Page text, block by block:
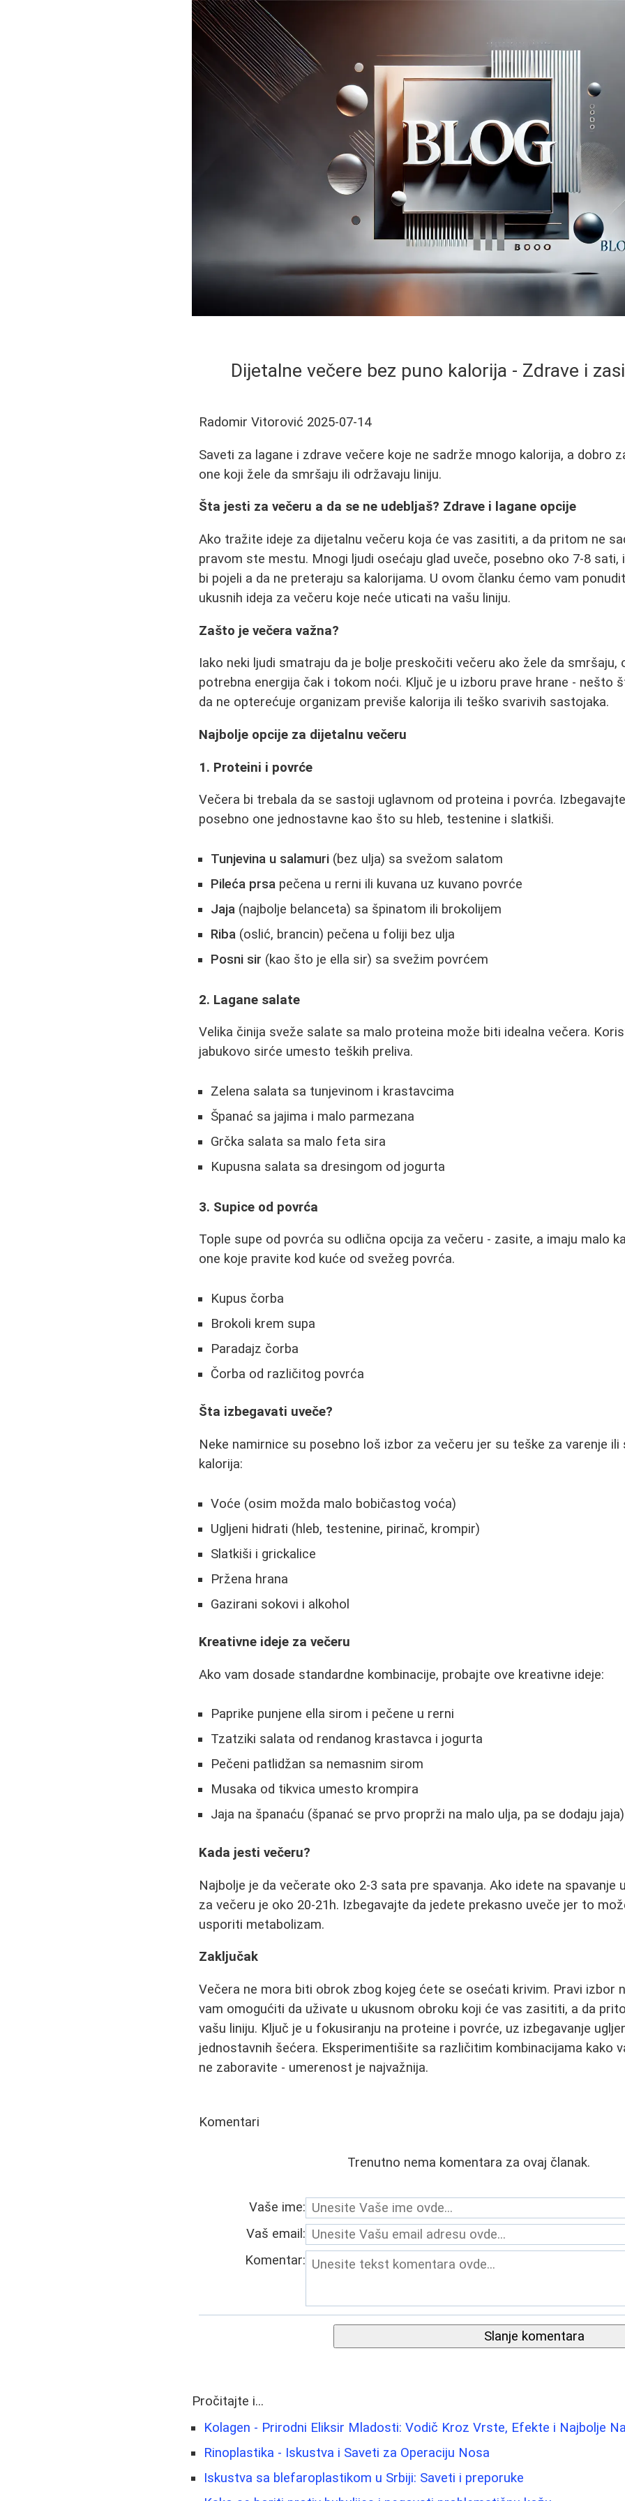
Dijetalne večere bez puno kalorija - Zdrave i
Radomir Vitorović 2025-07-14
Saveti za lagane i zdrave večere koje ne sadrže mnogo kalorija, a dobro
one koji žele da smršaju ili održavaju liniju.
Šta jesti za večeru a da se ne udebljaš? Zdrave i lagane opcije
Ako tražite ideje za dijetalnu večeru koja će vas zasititi, a da pritom ne
pravom ste mestu. Mnogi ljudi osećaju glad uveče, posebno oko 7-8
bi pojeli a da ne preteraju sa kalorijama. U ovom članku ćemo vam
ukusnih ideja za večeru koje neće uticati na vašu liniju.
Zašto je večera važna?
Iako neki ljudi smatraju da je bolje preskočiti večeru ako žele da smršaju,
potrebna energija čak i tokom noći. Ključ je u izboru prave hrane - nešto
da ne opterećuje organizam previše kalorija ili teško svarivih sastojaka.
Najbolje opcije za dijetalnu večeru
1. Proteini i povrće
Večera bi trebala da se sastoji uglavnom od proteina i povrća.
posebno one jednostavne kao što su hleb, testenine i slatkiši.
Tunjevina u salamuri (bez ulja) sa svežom salatom
Pileća prsa pečena u rerni ili kuvana uz kuvano povrće
Jaja (najbolje belanceta) sa špinatom ili brokolijem
Riba (oslić, brancin) pečena u foliji bez ulja
Posni sir (kao što je ella sir) sa svežim povrćem
2. Lagane salate
Velika činija sveže salate sa malo proteina može biti idealna večera.
jabukovo sirće umesto teških preliva.
Zelena salata sa tunjevinom i krastavcima
Španać sa jajima i malo parmezana
Grčka salata sa malo feta sira
Kupusna salata sa dresingom od jogurta
3. Supice od povrća
Tople supe od povrća su odlična opcija za večeru - zasite, a imaju malo
one koje pravite kod kuće od svežeg povrća.
Kupus čorba
Brokoli krem supa
Paradajz čorba
Čorba od različitog povrća
Šta izbegavati uveče?
Neke namirnice su posebno loš izbor za večeru jer su teške za varenje ili
kalorija:
Voće (osim možda malo bobičastog voća)
Ugljeni hidrati (hleb, testenine, pirinač, krompir)
Slatkiši i grickalice
Pržena hrana
Gazirani sokovi i alkohol
Kreativne ideje za večeru
Ako vam dosade standardne kombinacije, probajte ove kreativne ideje:
Paprike punjene ella sirom i pečene u rerni
Tzatziki salata od rendanog krastavca i jogurta
Pečeni patlidžan sa nemasnim sirom
Musaka od tikvica umesto krompira
Jaja na španaću (španać se prvo proprži na malo ulja, pa se dodaju jaja)
Kada jesti večeru?
Najbolje je da večerate oko 2-3 sata pre spavanja. Ako idete na spavanje
za večeru je oko 20-21h. Izbegavajte da jedete prekasno uveče jer to
usporiti metabolizam.
Zaključak
Večera ne mora biti obrok zbog kojeg ćete se osećati krivim. Pravi izbor
vam omogućiti da uživate u ukusnom obroku koji će vas zasititi, a da
vašu liniju. Ključ je u fokusiranju na proteine i povrće, uz izbegavanje
jednostavnih šećera. Eksperimentišite sa različitim kombinacijama kako
ne zaboravite - umerenost je najvažnija.
Komentari
Trenutno nema komentara za ovaj članak.
Vaše ime:
Vaš email:
Komentar:
Slanje komentara
Pročitajte i...
Kolagen - Prirodni Eliksir Mladosti: Vodič Kroz Vrste, Efekte i Najbolje
Rinoplastika - Iskustva i Saveti za Operaciju Nosa
Iskustva sa blefaroplastikom u Srbiji: Saveti i preporuke